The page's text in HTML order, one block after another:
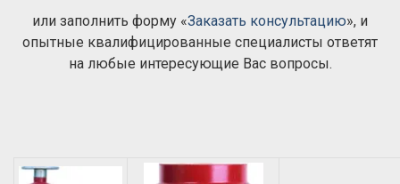
или заполнить форму «Заказать консультацию», и
опытные квалифицированные специалисты ответят
на любые интересующие Вас вопросы.